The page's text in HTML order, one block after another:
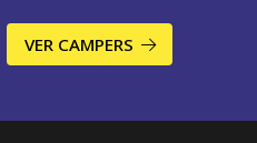
VER CAMPERS